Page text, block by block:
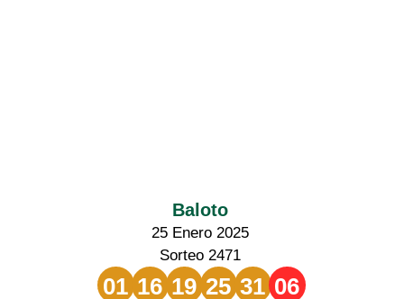
Baloto
25 Enero 2025
Sorteo 2471
01 16 19 25 31 06